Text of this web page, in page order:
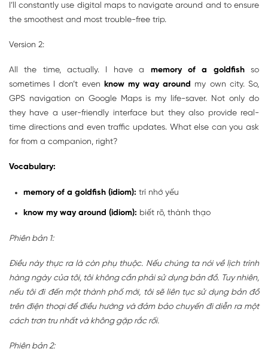
I’ll constantly use digital maps to navigate around and to ensure
the smoothest and most trouble-free trip.
Version 2:
All the time, actually. I have a memory of a goldfishso
sometimes I don’t even know my way around my own city. So,
GPS navigation on Google Maps is my life-saver. Not only do
they have a user-friendly interface but they also provide real-
time directions and even traffic updates. What else can you ask
for from a companion, right?
Vocabulary:
memory of a goldfish (idiom): trí nhớ yếu
know my way around (idiom): biết rõ, thành thạo
Phiên bản 1:
Điều này thực ra là còn phụ thuộc. Nếu chúng ta nói về lịch trình
hàng ngày của tôi, tôi không cần phải sử dụng bản đồ. Tuy nhiên,
nếu tôi đi đến một thành phố mới, tôi sẽ liên tục sử dụng bản đồ
trên điện thoại để điều hướng và đảm bảo chuyến đi diễn ra một
cách trơn tru nhất và không gặp rắc rối.
Phiên bản 2: